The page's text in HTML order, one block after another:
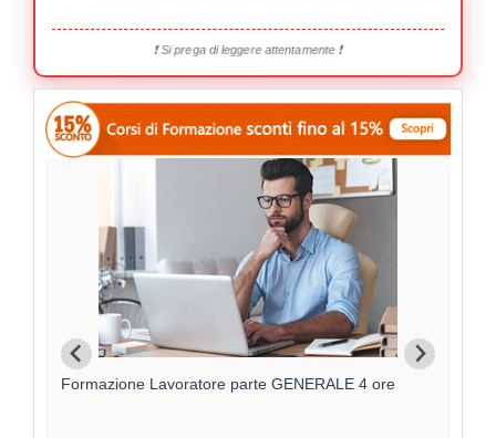
❗ Si prega di leggere attentamente ❗
Formazione Lavoratore parte GENERALE 4 ore